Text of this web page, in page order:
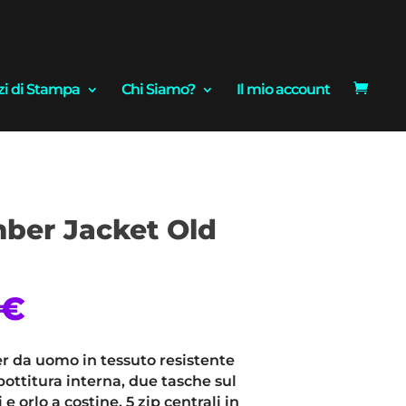
di Stampa Chi Siamo? Il mio account
Jacket Old
€Il
prezzo
attuale
è:
69,00€.
da uomo in tessuto resistente
interna, due tasche sul
orlo a costine, 5 zip centrali in